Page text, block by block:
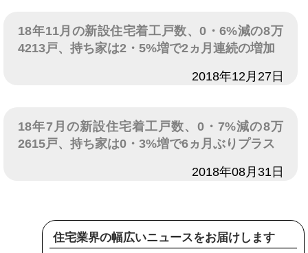
18年11月の新設住宅着工戸数、0・6%減の8万
4213戸、持ち家は2・5%増で2ヵ月連続の増加
2018年12月27日
18年7月の新設住宅着工戸数、0・7%減の8万
2615戸、持ち家は0・3%増で6ヵ月ぶりプラス
2018年08月31日
住宅業界の幅広いニュースをお届けします